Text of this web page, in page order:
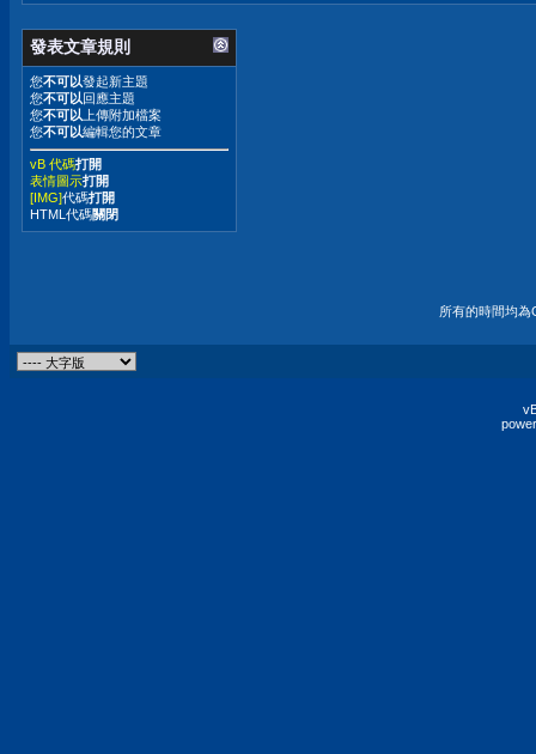
發表文章規則
您不可以發起新主題
您不可以 回應主題
您不可以 上傳附加檔案
您不可以編輯您的文章
vB 代碼打開
表情圖示打開
[IMG]代碼打開
HTML代碼關閉
所有的時間均為